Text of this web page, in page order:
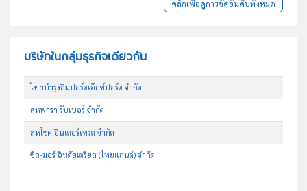
คลิกเพื่อดูการจัดอันดับทั้งหมด
บริษัทในกลุ่มธุรกิจเดียวกัน
ไทยบำรุงอิมปอร์ตเอ๊กซ์ปอร์ต จำกัด
สหพารา รับเบอร์ จำกัด
สหโชค อินเตอร์เทรด จำกัด
ซิล-มอร์ อินดัสเตรียล (ไทยแลนด์) จำกัด